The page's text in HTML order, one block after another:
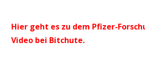
Hier geht es zu dem Pfizer-
Video bei Bitchute.